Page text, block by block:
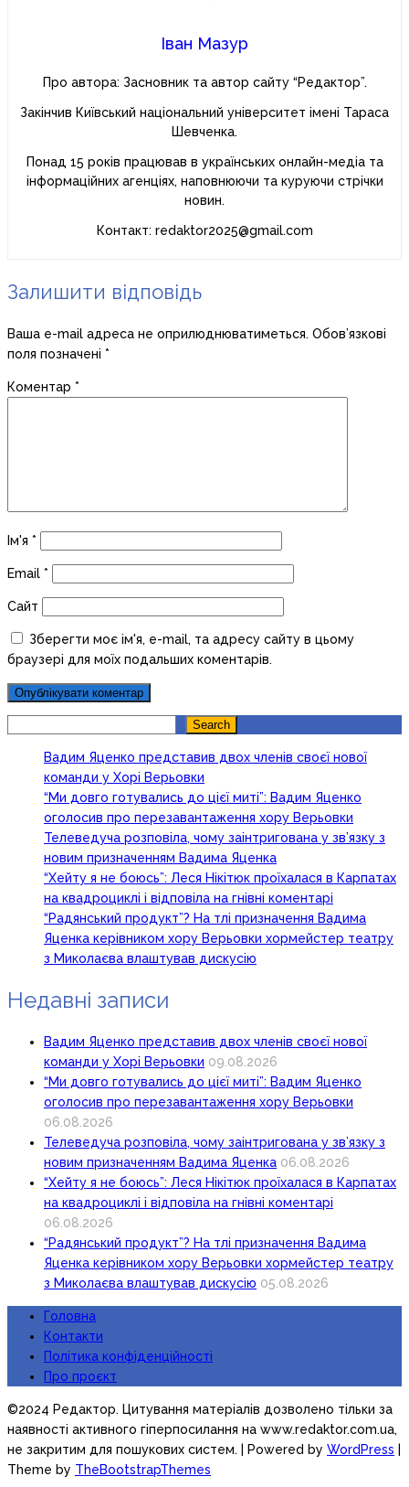
Іван Мазур
Про автора: Засновник та автор сайту “Редактор”.
Закінчив Київський національний університет імені Тараса
Шевченка.
Понад 15 років працював в українських онлайн-медіа та
інформаційних агенціях, наповнюючи та куруючи стрічки
новин.
Контакт: redaktor2025@gmail.com
Залишити відповідь
Ваша e-mail адреса не оприлюднюватиметься. Обов’язкові
поля позначені *
Коментар *
Ім'я *
Email *
Сайт
Зберегти моє ім'я, e-mail, та адресу сайту в цьому
браузері для моїх подальших коментарів.
Search
Вадим Яценко представив двох членів своєї нової
команди у Хорі Верьовки
“Ми довго готувались до цієї миті”: Вадим Яценко
оголосив про перезавантаження хору Верьовки
Телеведуча розповіла, чому заінтригована у зв’язку з
новим призначенням Вадима Яценка
“Хейту я не боюсь”: Леся Нікітюк проїхалася в Карпатах
на квадроциклі і відповіла на гнівні коментарі
“Радянський продукт”? На тлі призначення Вадима
Яценка керівником хору Верьовки хормейстер театру
з Миколаєва влаштував дискусію
Недавні записи
Вадим Яценко представив двох членів своєї нової
команди у Хорі Верьовки 09.08.2026
“Ми довго готувались до цієї миті”: Вадим Яценко
оголосив про перезавантаження хору Верьовки
06.08.2026
Телеведуча розповіла, чому заінтригована у зв’язку з
новим призначенням Вадима Яценка 06.08.2026
“Хейту я не боюсь”: Леся Нікітюк проїхалася в Карпатах
на квадроциклі і відповіла на гнівні коментарі
06.08.2026
“Радянський продукт”? На тлі призначення Вадима
Яценка керівником хору Верьовки хормейстер театру
з Миколаєва влаштував дискусію 05.08.2026
Головна
Контакти
Політика конфіденційності
Про проєкт
©2024 Редактор. Цитування матеріалів дозволено тільки за
наявності активного гіперпосилання на www.redaktor.com.ua,
не закритим для пошукових систем. | Powered by WordPress
Theme by TheBootstrapThemes